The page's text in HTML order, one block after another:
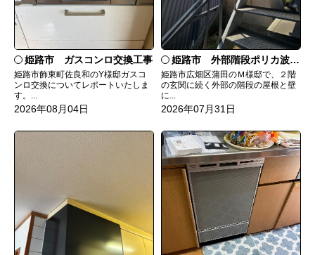
姫路市 ガスコンロ交換工事
姫路市飾東町佐良和のY様邸ガスコ
ンロ交換についてレポートいたしま
す。...
2026年08月04日
姫路市 外部階段ポリカ波板張替工事
姫路市広畑区蒲田のＭ様邸で、２階
の玄関に続く外部の階段の屋根と壁
に...
2026年07月31日